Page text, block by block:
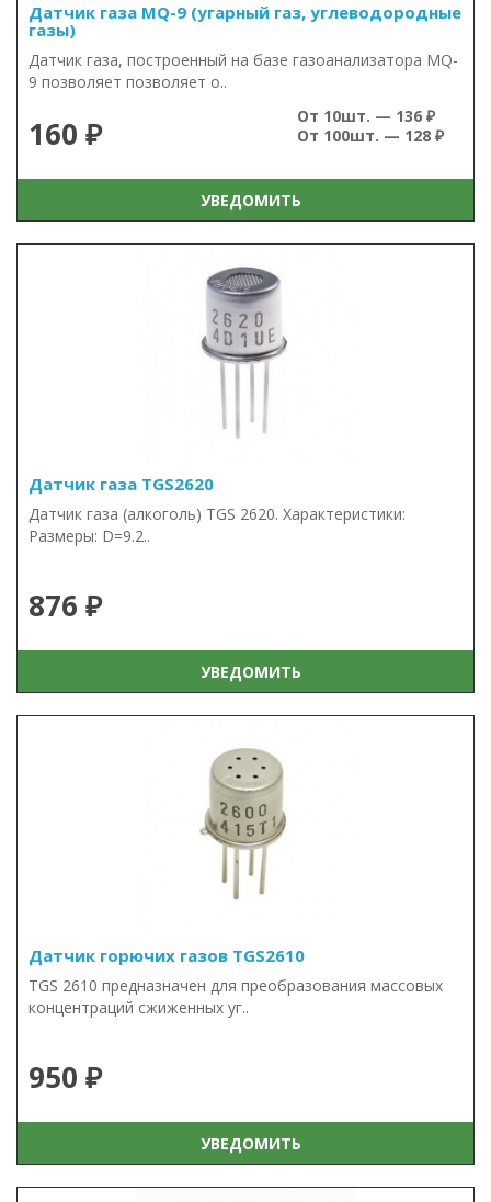
Датчик газа MQ-9 (угарный газ, углеводородные
газы)
Датчик газа, построенный на базе газоанализатора MQ-
9 позволяет позволяет о..
160 ₽
От 10шт. — 136 ₽
От 100шт. — 128 ₽
УВЕДОМИТЬ
Датчик газа TGS2620
Датчик газа (алкоголь) TGS 2620. Характеристики:
Размеры: D=9.2..
876 ₽
УВЕДОМИТЬ
Датчик горючих газов TGS2610
TGS 2610 предназначен для преобразования массовых
концентраций сжиженных уг..
950 ₽
УВЕДОМИТЬ